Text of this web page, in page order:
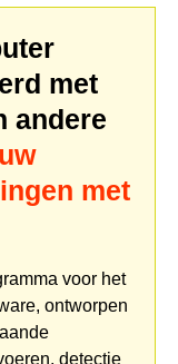
met
andere
met
voor het
ontworpen
detectie